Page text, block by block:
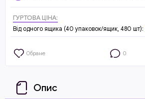
ГУРТОВА ЦІНА:
Від одного ящика (40 упаковок/ящик, 480 шт):
Обране 0
Опис